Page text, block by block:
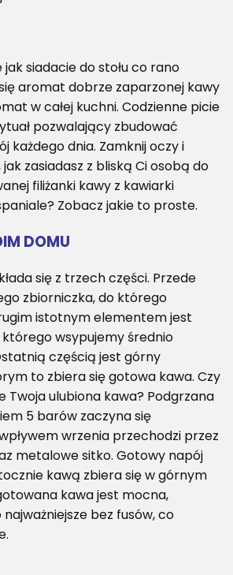
siadacie do stołu co rano
aromat dobrze zaparzonej kawy
w całej kuchni. Codzienne picie
pozwalający zbudować
każdego dnia. Zamknij oczy i
zasiadasz z bliską Ci osobą do
filiżanki kawy z kawiarki
Zobacz jakie to proste.
DOMU
się z trzech części. Przede
zbiorniczka, do którego
istotnym elementem jest
którego wsypujemy średnio
częścią jest górny
to zbiera się gotowa kawa. Czy
Twoja ulubiona kawa? Podgrzana
5 barów zaczyna się
wrzenia przechodzi przez
metalowe sitko. Gotowy napój
kawą zbiera się w górnym
kawa jest mocna,
bez fusów, co